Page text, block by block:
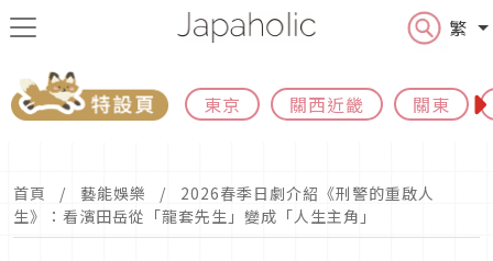
繁
東京 關西近畿 關東
首頁 藝能娛樂
2026春季日劇介紹《刑警的重啟人
生》：看濱田岳從「龍套先生」變成「人生主角」